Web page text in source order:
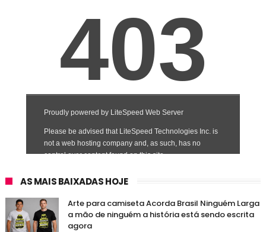
AS MAIS BAIXADAS HOJE
Arte para camiseta Acorda Brasil Ninguém Larga
a mão de ninguém a história está sendo escrita
agora